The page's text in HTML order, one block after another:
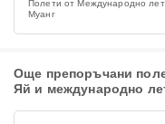
Полети от Международно
Муанг
Още препоръчани
Яй и международно